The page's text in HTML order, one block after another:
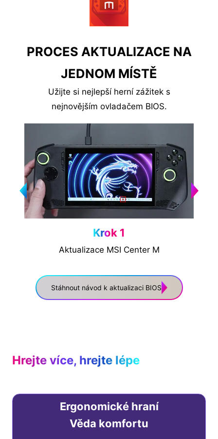
PROCES AKTUALIZACE NA
JEDNOM MÍSTĚ
Užijte si nejlepší herní zážitek s
nejnovějším ovladačem BIOS.
Krok 1
Aktualizace MSI Center M
Stáhnout návod k aktualizaci BIOS
Hrejte více, hrejte lépe
Ergonomické hraní
Věda komfortu